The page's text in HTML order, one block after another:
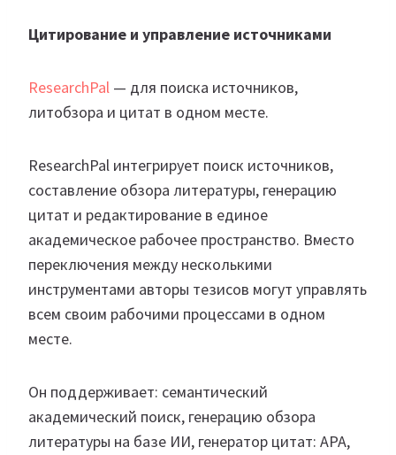
Цитирование и управление источниками
ResearchPal — для поиска источников,
литобзора и цитат в одном месте.
ResearchPal интегрирует поиск источников,
составление обзора литературы, генерацию
цитат и редактирование в единое
академическое рабочее пространство. Вместо
переключения между несколькими
инструментами авторы тезисов могут управлять
всем своим рабочими процессами в одном
месте.
Он поддерживает: семантический
академический поиск, генерацию обзора
литературы на базе ИИ, генератор цитат: APA,